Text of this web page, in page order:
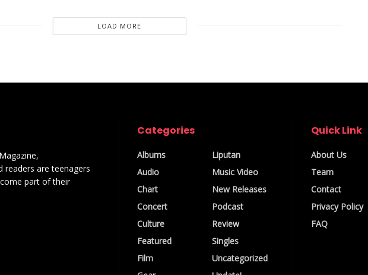
LOAD MORE
readers are teenagers
part of their
Categories
Albums
Audio
Chart
Concert
Culture
Featured
Film
Liputan
Music Video
New Releases
Podcast
Review
Singles
Uncategorized
Quick Link
About Us
Team
Contact
Privacy Policy
FAQ